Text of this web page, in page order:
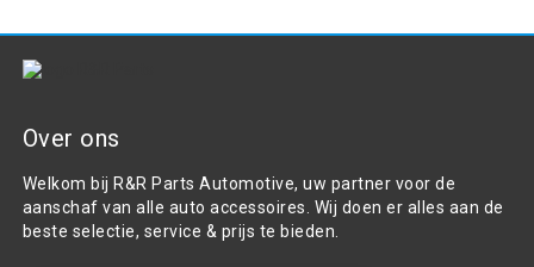
Over ons
Welkom bij R&R Parts Automotive, uw partner voor de
aanschaf van alle auto accessoires. Wij doen er alles aan de
beste selectie, service & prijs te bieden.